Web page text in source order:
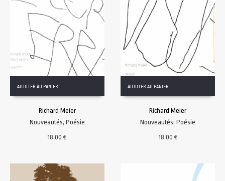
AJOUTER AU PANIER
Richard Meier
Nouveautés, Poésie
18.00€
AJOUTER AU PANIER
Richard Meier
Nouveautés,Poésie
18.00€